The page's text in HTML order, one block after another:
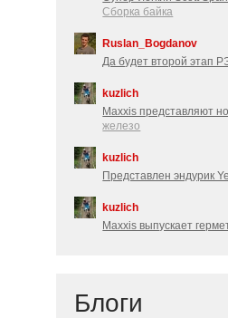
Сборка байка
Ruslan_Bogdanov
Да будет второй этап
kuzlich
Maxxis представляют
железо
kuzlich
Представлен эндурик
kuzlich
Maxxis выпускает
Блоги